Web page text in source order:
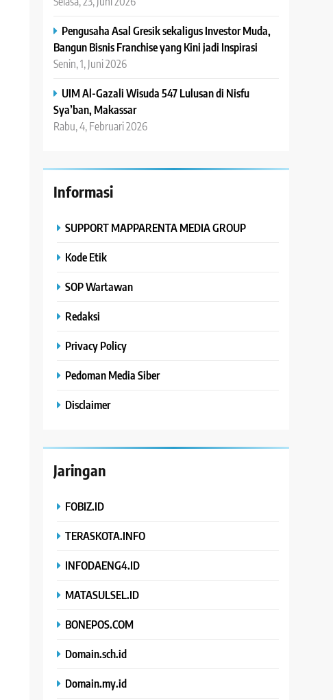
Pengusaha Asal Gresik sekaligus Investor Muda,
Bangun Bisnis Franchise yang Kini jadi Inspirasi
Senin, 1, Juni 2026
UIM Al-Gazali Wisuda 547 Lulusan di Nisfu
Sya’ban, Makassar
Rabu, 4, Februari 2026
Informasi
SUPPORT MAPPARENTA MEDIA GROUP
Kode Etik
SOP Wartawan
Redaksi
Privacy Policy
Pedoman Media Siber
Disclaimer
Jaringan
FOBIZ.ID
TERASKOTA.INFO
INFODAENG4.ID
MATASULSEL.ID
BONEPOS.COM
Domain.sch.id
Domain.my.id